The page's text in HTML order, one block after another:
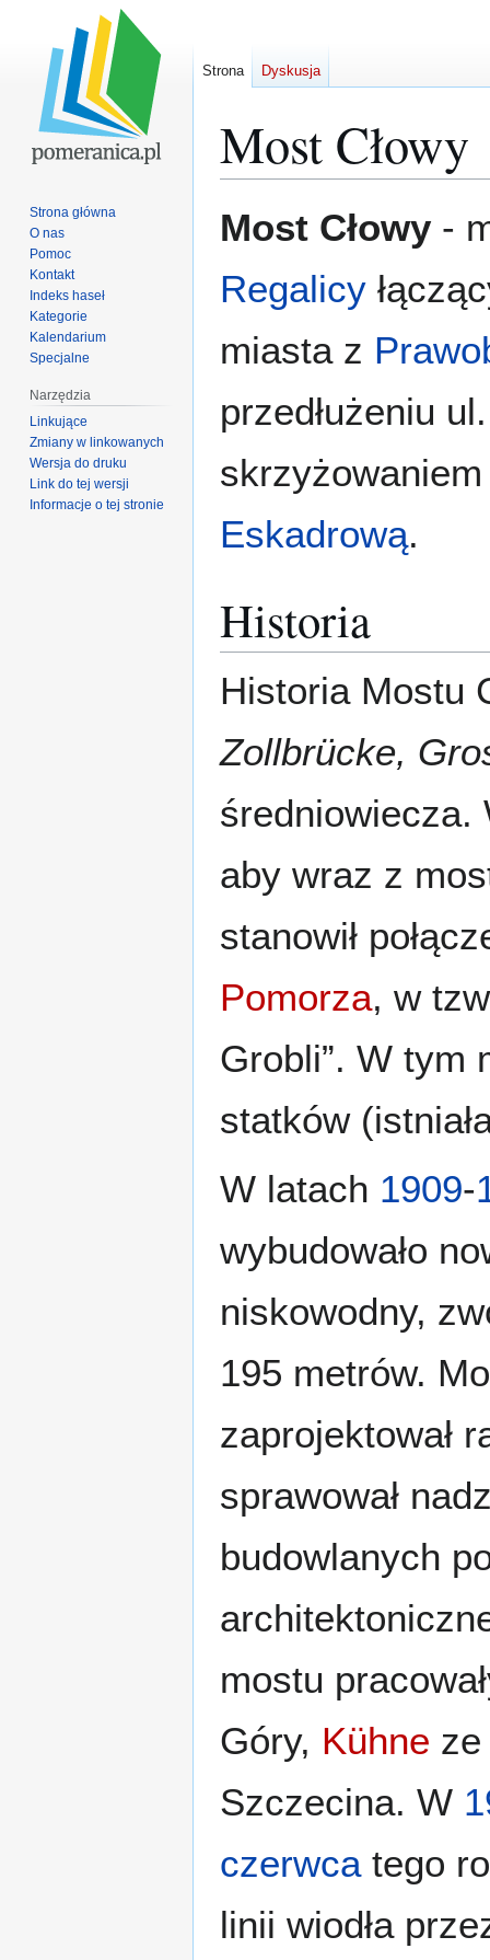
Most Cłowy
do
do
Most Cłowy -
Regalicy
miasta z
przedłużeniu
Eskadrową.
Historia
Historia Mostu
Zollbrücke,
średniowiecza.
aby wraz z
stanowił
Pomorza, w
Grobli”. W tym
statków
W latach 1909-
wybudowało
niskowodny,
195 metrów.
zaprojektował
sprawował
budowlanych
mostu
Góry, Kühne
Szczecina. W
czerwcatego
linii wiodła
Strona Dyskusja
Strona główna
O nas
Pomoc
Kontakt
Indeks haseł
Kategorie
Kalendarium
Specjalne
Narzędzia
Linkujące
Zmiany w linkowanych
Wersja do druku
Link do tej wersji
Informacje o tej stronie